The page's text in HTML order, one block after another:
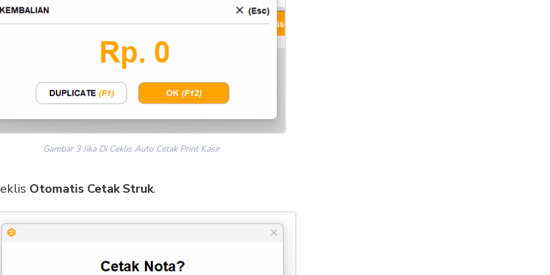
Gambar 3 Jika Di Ceklis Auto Cetak Print Kasir
Otomatis Cetak Struk.